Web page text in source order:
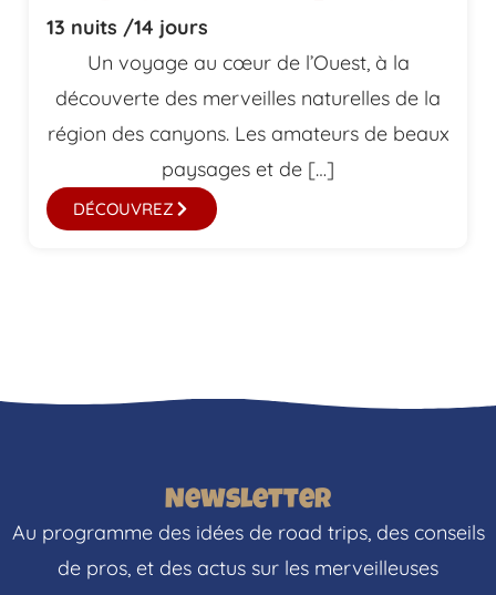
13 nuits /14 jours
Un voyage au cœur de l’Ouest, à la
découverte des merveilles naturelles de la
région des canyons. Les amateurs de beaux
paysages et de […]
DÉCOUVREZ
Newsletter
Au programme des idées de road trips, des conseils
de pros, et des actus sur les merveilleuses